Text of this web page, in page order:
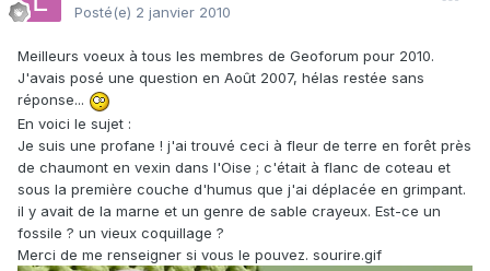
Posté(e) 2 janvier 2010
Meilleurs voeux à tous les membres de Geoforum pour 2010.
J'avais posé une question en Août 2007, hélas restée sans
réponse...
En voici le sujet :
Je suis une profane ! j'ai trouvé ceci à fleur de terre en forêt près
de chaumont en vexin dans l'Oise ; c'était à flanc de coteau et
sous la première couche d'humus que j'ai déplacée en grimpant.
il y avait de la marne et un genre de sable crayeux. Est-ce un
fossile ? un vieux coquillage ?
Merci de me renseigner si vous le pouvez. sourire.gif